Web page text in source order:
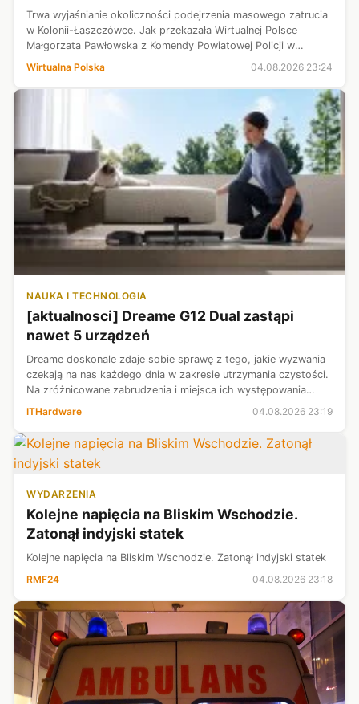
Trwa wyjaśnianie okoliczności podejrzenia masowego zatrucia
w Kolonii-Łaszczówce. Jak przekazała Wirtualnej Polsce
Małgorzata Pawłowska z Komendy Powiatowej Policji w
Tomaszowie Lubelskim, ewakuowani są uczestnicy obozu
Wirtualna Polska 04.08.2026 23:24
NAUKA I TECHNOLOGIA
[aktualnosci] Dreame G12 Dual zastąpi
nawet 5 urządzeń
Dreame doskonale zdaje sobie sprawę z tego, jakie wyzwania
czekają na nas każdego dnia w zakresie utrzymania czystości.
Na zróżnicowane zabrudzenia i miejsca ich występowania
inżynierowie ...
ITHardware 04.08.2026 23:19
WYDARZENIA
Kolejne napięcia na Bliskim Wschodzie.
Zatonął indyjski statek
Kolejne napięcia na Bliskim Wschodzie. Zatonął indyjski statek
RMF24
04.08.2026 23:18